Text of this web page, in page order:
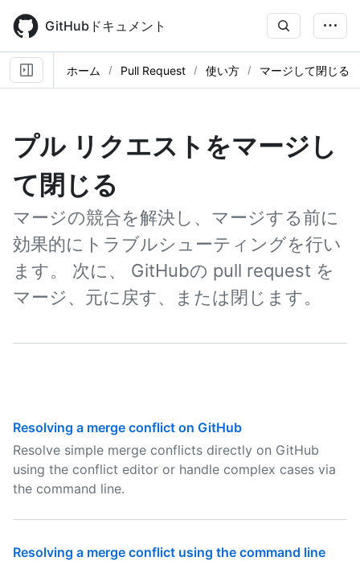
main
content
GitHubドキュメント
ホーム Pull Request 使い方 マージして閉じる
プル リクエストをマージし
て閉じる
マージの競合を解決し、マージする前に
効果的にトラブルシューティングを行い
ます。 次に、 GitHubの pull request を
マージ、元に戻す、または閉じます。
Resolving a merge conflict on GitHub
Resolve simple merge conflicts directly on GitHub
using the conflict editor or handle complex cases via
the command line.
Resolving a merge conflict using the command line